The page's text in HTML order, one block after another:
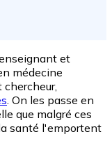
et
médecine
. On les passe en
que malgré ces
santé l'emportent